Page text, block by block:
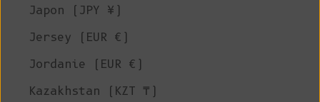
Japon (JPY ¥)
Jersey (EUR €)
Jordanie (EUR €)
Kazakhstan (KZT ₸)